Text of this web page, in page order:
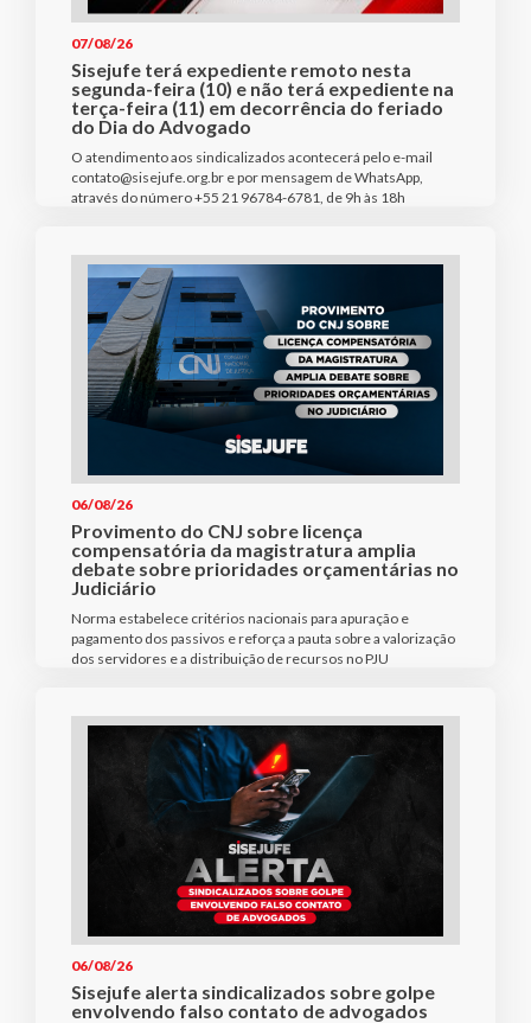
07/08/26
Sisejufe terá expediente remoto nesta
segunda-feira (10) e não terá expediente na
terça-feira (11) em decorrência do feriado
do Dia do Advogado
O atendimento aos sindicalizados acontecerá pelo e-mail
contato@sisejufe.org.br e por mensagem de WhatsApp,
através do número +55 21 96784-6781, de 9h às 18h
06/08/26
Provimento do CNJ sobre licença
compensatória da magistratura amplia
debate sobre prioridades orçamentárias no
Judiciário
Norma estabelece critérios nacionais para apuração e
pagamento dos passivos e reforça a pauta sobre a valorização
dos servidores e a distribuição de recursos no PJU
06/08/26
Sisejufe alerta sindicalizados sobre golpe
envolvendo falso contato de advogados